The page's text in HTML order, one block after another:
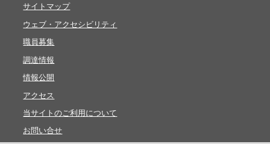
サイトマップ
ウェブ・アクセシビリティ
職員募集
調達情報
情報公開
アクセス
当サイトのご利用について
お問い合せ